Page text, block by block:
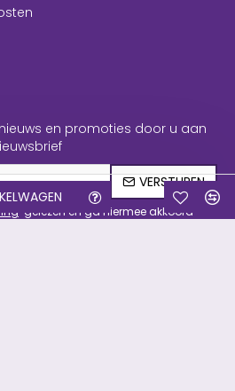
en promoties door u aan
VERSTUREN
gelezen en ga hiermee akkoord